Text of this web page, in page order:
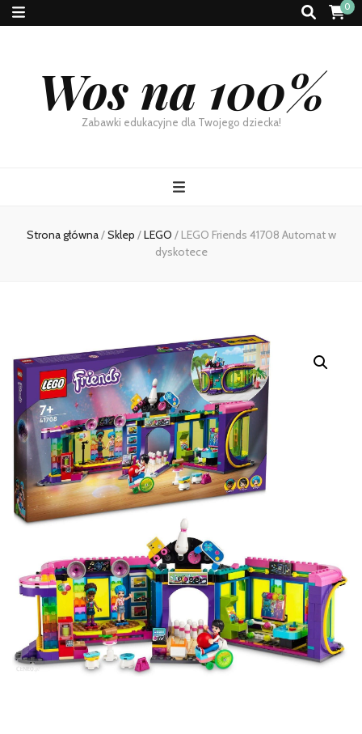
0
Wos na 100%
Zabawki edukacyjne dla Twojego dziecka!
Strona główna/Sklep /LEGO / LEGO Friends 41708 Automat w
dyskotece